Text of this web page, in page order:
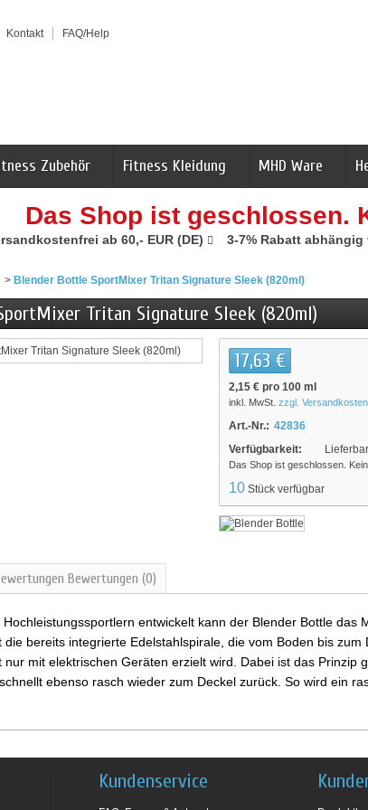
Kontakt FAQ/Help
Zubehör Fitness Kleidung MHD Ware
Das Shop ist geschlossen.
ab 60,- EUR (DE) 3-7% Rabatt
> Blender Bottle SportMixer Tritan Signature Sleek (820ml)
Tritan Signature Sleek (820ml)
17,63 €
2,15 € pro 100 ml
inkl. MwSt. zzgl. Versandkosten
Art.-Nr.: 42836
Verfügbarkeit:
Lieferbar
Das Shop ist geschlossen.
10 Stück verfügbar
Bewertungen (0)
entwickelt kann der Blender Bottle
die bereits integrierte Edelstahlspirale, die vom Boden bis
nur mit elektrischen Geräten erzielt wird. Dabei ist das
ebenso rasch wieder zum Deckel zurück. So wird ein
Kundenservice